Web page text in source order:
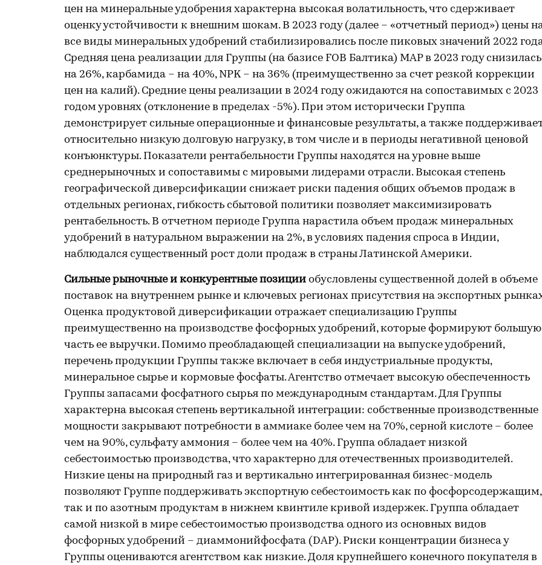
цен на минеральные удобрения характерна высокая волатильность, что сдерживает
оценку устойчивости к внешним шокам. В 2023 году (далее – «отчетный период») цены
все виды минеральных удобрений стабилизировались после пиковых значений 2022
Средняя цена реализации для Группы (на базисе FOB Балтика) MAP в 2023 году снизилась
на 26%, карбамида – на 40%, NPK – на 36% (преимущественно за счет резкой коррекции
цен на калий). Средние цены реализации в 2024 году ожидаются на сопоставимых с 2023
годом уровнях (отклонение в пределах -5%). При этом исторически Группа
демонстрирует сильные операционные и финансовые результаты, а также
относительно низкую долговую нагрузку, в том числе и в периоды негативной ценовой
конъюнктуры. Показатели рентабельности Группы находятся на уровне выше
среднерыночных и сопоставимы с мировыми лидерами отрасли. Высокая степень
географической диверсификации снижает риски падения общих объемов продаж в
отдельных регионах, гибкость сбытовой политики позволяет максимизировать
рентабельность. В отчетном периоде Группа нарастила объем продаж минеральных
удобрений в натуральном выражении на 2%, в условиях падения спроса в Индии,
наблюдался существенный рост доли продаж в страны Латинской Америки.
Сильные рыночные и конкурентные позиции обусловлены существенной долей в объеме
поставок на внутреннем рынке и ключевых регионах присутствия на экспортных
Оценка продуктовой диверсификации отражает специализацию Группы
преимущественно на производстве фосфорных удобрений, которые формируют большую
часть ее выручки. Помимо преобладающей специализации на выпуске удобрений,
перечень продукции Группы также включает в себя индустриальные продукты,
минеральное сырье и кормовые фосфаты. Агентство отмечает высокую обеспеченность
Группы запасами фосфатного сырья по международным стандартам. Для Группы
характерна высокая степень вертикальной интеграции: собственные производственные
мощности закрывают потребности в аммиаке более чем на 70%, серной кислоте – более
чем на 90%, сульфату аммония – более чем на 40%. Группа обладает низкой
себестоимостью производства, что характерно для отечественных производителей.
Низкие цены на природный газ и вертикально интегрированная бизнес-модель
позволяют Группе поддерживать экспортную себестоимость как по фосфорсодержащим,
так и по азотным продуктам в нижнем квинтиле кривой издержек. Группа обладает
самой низкой в мире себестоимостью производства одного из основных видов
фосфорных удобрений – диаммонийфосфата (DAP). Риски концентрации бизнеса у
Группы оцениваются агентством как низкие. Доля крупнейшего конечного покупателя в